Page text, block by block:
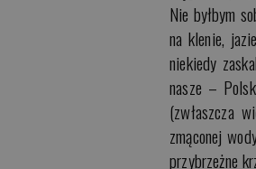
Nie byłbym
na klenie,
niekiedy
nasze –
(zwłaszcza
zmąconej
przybrzeżne